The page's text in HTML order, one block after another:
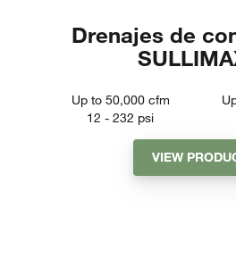
Drenajes de
Up to 50,000 cfm
12 - 232 psi
VIEW